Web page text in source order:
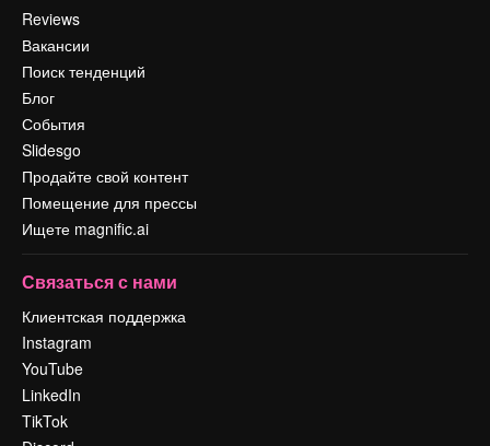
Reviews
Вакансии
Поиск тенденций
Блог
События
Slidesgo
Продайте свой контент
Помещение для прессы
Ищете magnific.ai
Связаться с нами
Клиентская поддержка
Instagram
YouTube
LinkedIn
TikTok